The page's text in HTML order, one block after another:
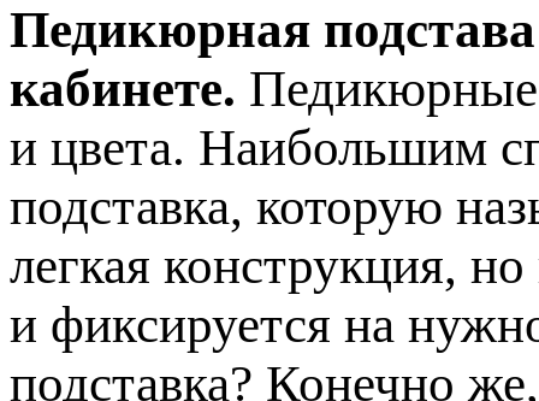
Педикюрная подстава
кабинете. Педикюрные
и цвета. Наибольшим
подставка, которую
легкая конструкция,
и фиксируется на
подставка? Конечно